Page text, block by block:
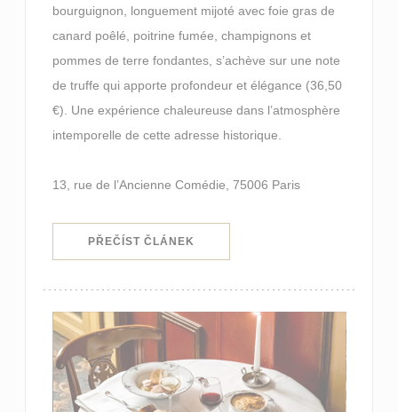
bourguignon, longuement mijoté avec foie gras de
canard poêlé, poitrine fumée, champignons et
pommes de terre fondantes, s’achève sur une note
de truffe qui apporte profondeur et élégance (36,50
€). Une expérience chaleureuse dans l’atmosphère
intemporelle de cette adresse historique.
13, rue de l’Ancienne Comédie, 75006 Paris
PŘEČÍST ČLÁNEK